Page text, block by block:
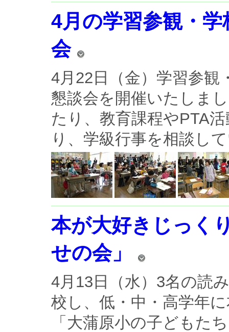
4月の学習参観・
会
4月22日（金）学習参観
懇談会を開催いたしま
たり、教育課程やPTA
り、学級行事を相談し
本が大好きじっく
せの会」
4月13日（水）3名の読
校し、低・中・高学年
「大蒲原小の子どもた